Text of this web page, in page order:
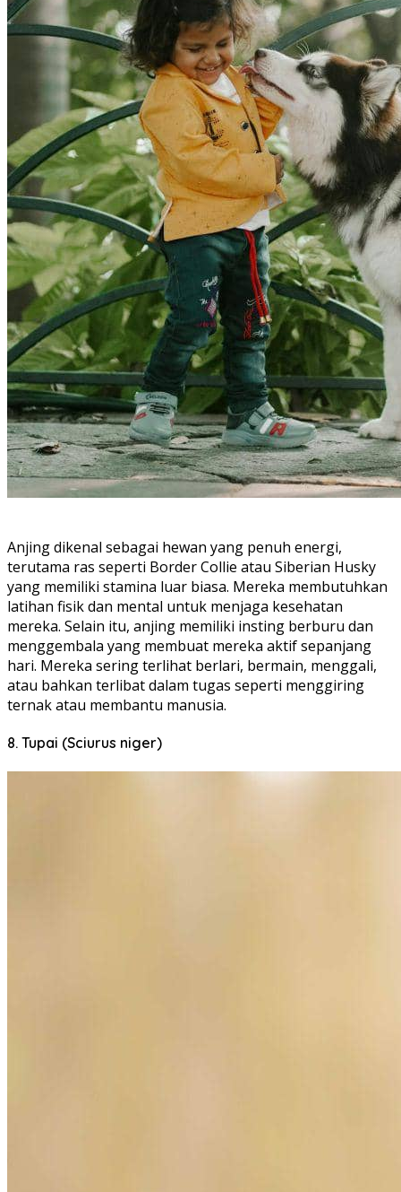
Anjing dikenal sebagai hewan yang penuh energi,
terutama ras seperti Border Collie atau Siberian Husky
yang memiliki stamina luar biasa. Mereka membutuhkan
latihan fisik dan mental untuk menjaga kesehatan
mereka. Selain itu, anjing memiliki insting berburu dan
menggembala yang membuat mereka aktif sepanjang
hari. Mereka sering terlihat berlari, bermain, menggali,
atau bahkan terlibat dalam tugas seperti menggiring
ternak atau membantu manusia.
8. Tupai (Sciurus niger)